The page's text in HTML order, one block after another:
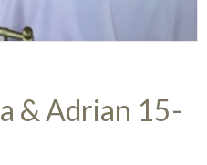
& Adrian 15-